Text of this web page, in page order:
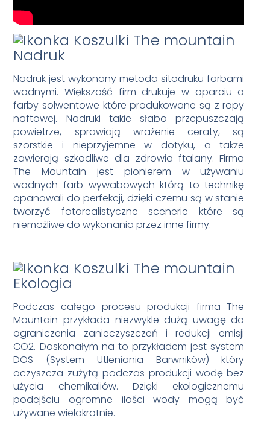
Nadruk
Nadruk jest wykonany metoda sitodruku farbami
wodnymi. Większość firm drukuje w oparciu o
farby solwentowe które produkowane są z ropy
naftowej. Nadruki takie słabo przepuszczają
powietrze, sprawiają wrażenie ceraty, są
szorstkie i nieprzyjemne w dotyku, a także
zawierają szkodliwe dla zdrowia ftalany. Firma
The Mountain jest pionierem w używaniu
wodnych farb wywabowych którą to technikę
opanowali do perfekcji, dzięki czemu są w stanie
tworzyć fotorealistyczne scenerie które są
niemożliwe do wykonania przez inne firmy.
Ekologia
Podczas całego procesu produkcji firma The
Mountain przykłada niezwykle dużą uwagę do
ograniczenia zanieczyszczeń i redukcji emisji
CO2. Doskonałym na to przykładem jest system
DOS (System Utleniania Barwników) który
oczyszcza zużytą podczas produkcji wodę bez
użycia chemikaliów. Dzięki ekologicznemu
podejściu ogromne ilości wody mogą być
używane wielokrotnie.